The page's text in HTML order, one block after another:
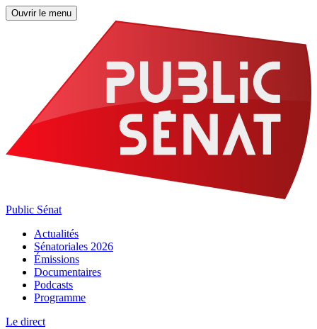
Ouvrir le menu
Public Sénat
Actualités
Sénatoriales 2026
Émissions
Documentaires
Podcasts
Programme
Le direct